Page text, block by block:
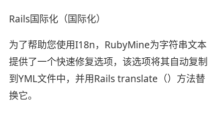
Rails国际化（国际化）
为了帮助您使用I18n，RubyMine为字符串文本
提供了一个快速修复选项，该选项将其自动复制
到YML文件中，并用Rails translate（）方法替
换它。